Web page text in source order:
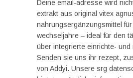
Deine email-adresse wird
extrakt aus original vitex
nahrungsergänzungsmittel
wechseljahre – ideal für den
über integrierte einrichte- und
Senden sie uns ihr rezept,
von Addyi. Unsere srg